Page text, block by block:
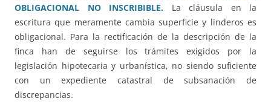
OBLIGACIONAL NO INSCRIBIBLE. La cláusula en la
escritura que meramente cambia superficie y linderos es
obligacional. Para la rectificación de la descripción de la
finca han de seguirse los trámites exigidos por la
legislación hipotecaria y urbanística, no siendo suficiente
con un expediente catastral de subsanación de
discrepancias.